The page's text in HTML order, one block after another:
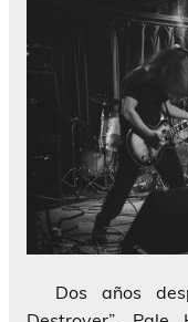
Dos años